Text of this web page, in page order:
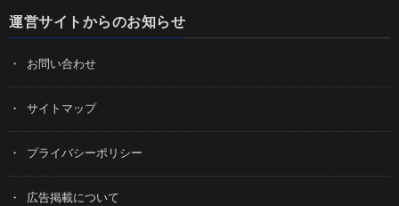
運営サイトからのお知らせ
お問い合わせ
サイトマップ
プライバシーポリシー
広告掲載について